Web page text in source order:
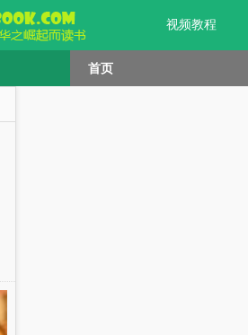
视频教程
首页